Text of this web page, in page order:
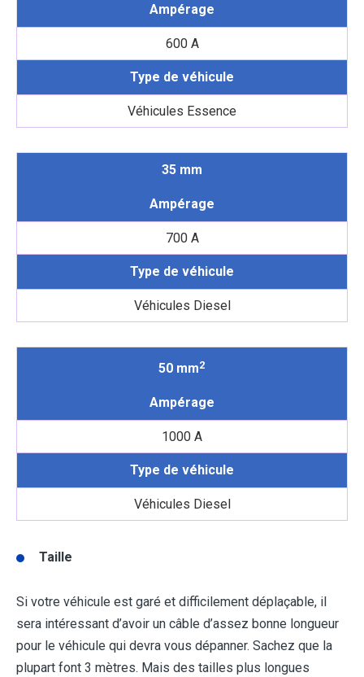
Ampérage
600 A
Type de véhicule
Véhicules Essence
35 mm
Ampérage
700 A
Type de véhicule
Véhicules Diesel
50 mm2
Ampérage
1000 A
Type de véhicule
Véhicules Diesel
Taille
Si votre véhicule est garé et difficilement déplaçable, il
sera intéressant d’avoir un câble d’assez bonne longueur
pour le véhicule qui devra vous dépanner. Sachez que la
plupart font 3 mètres. Mais des tailles plus longues